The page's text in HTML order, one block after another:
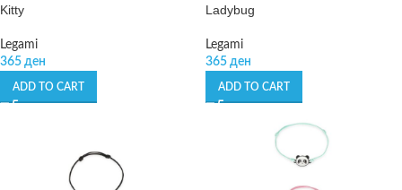
Kitty
Legami
365 ден
ADD TO CART
Ladybug
Legami
365 ден
ADD TO CART